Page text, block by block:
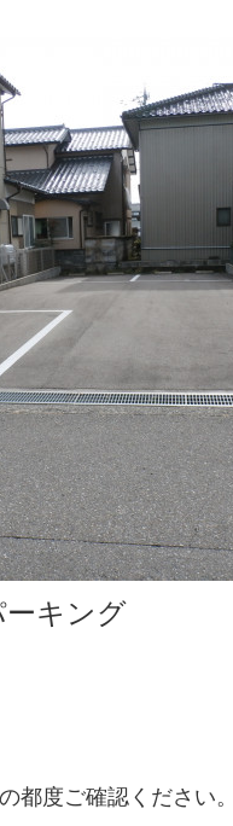
キング
都度ご確認ください